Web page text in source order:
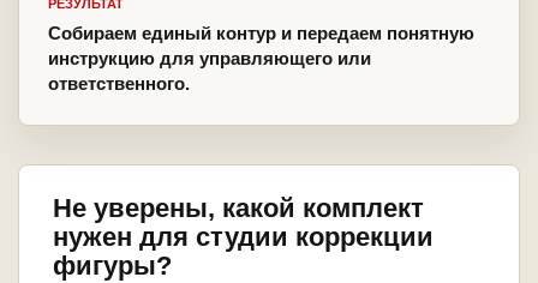
РЕЗУЛЬТАТ
Собираем единый контур и передаем понятную
инструкцию для управляющего или
ответственного.
Не уверены, какой комплект
нужен для студии коррекции
фигуры?